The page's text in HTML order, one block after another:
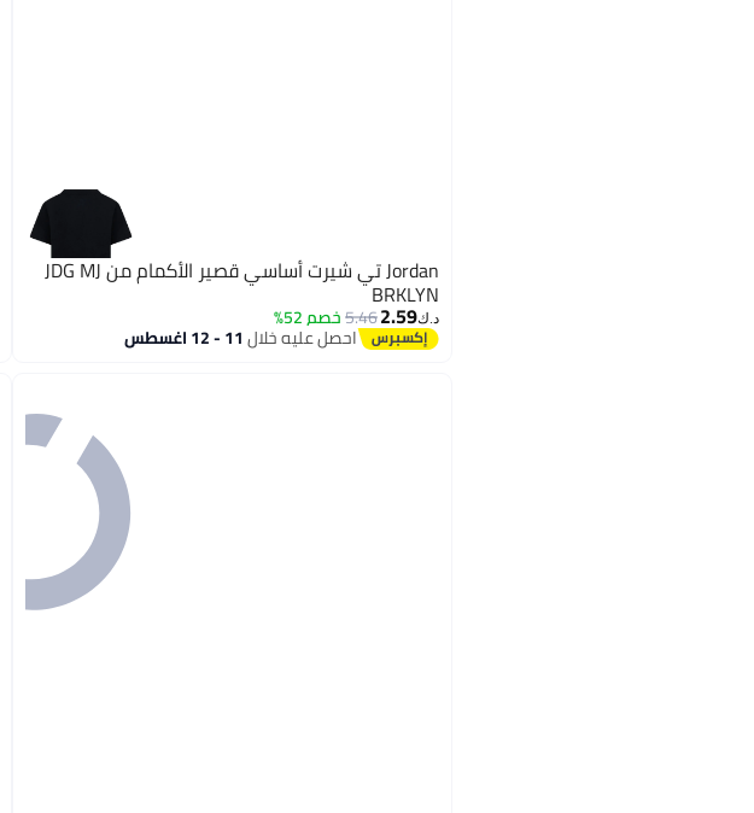
Jordan تي شيرت أساسي قصير الأكمام من JDG MJ
BRKLYN
د.ك‏2.59
5.46خصم 52%
احصل عليه خلال11 - 12 اغسطس